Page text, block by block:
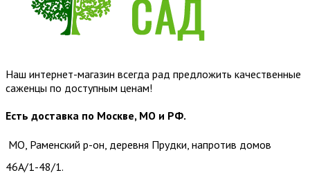
Наш интернет-магазин всегда рад предложить качественные
саженцы по доступным ценам!
Есть доставка по Москве, МО и РФ.
МО, Раменский р-он, деревня Прудки, напротив домов
46А/1-48/1.